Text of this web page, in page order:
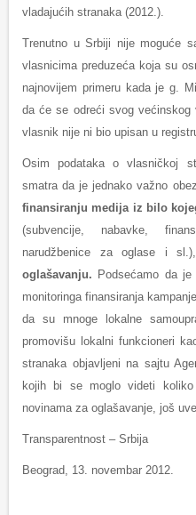
vladajućih stranaka (2012.).
Trenutno u Srbiji nije moguće
vlasnicima preduzeća koja su
najnovijem primeru kada je g.
da će se odreći svog većinskog
vlasnik nije ni bio upisan u
Osim podataka o vlasničkoj
smatra da je jednako važno
finansiranju medija iz bilo
(subvencije, nabavke,
narudžbenice za oglase i
oglašavanju. Podsećamo da
monitoringa finansiranja
da su mnoge lokalne
promovišu lokalni funkcioneri
stranaka objavljeni na sajtu
kojih bi se moglo videti
novinama za oglašavanje, još
Transparentnost – Srbija
Beograd, 13. novembar 2012.